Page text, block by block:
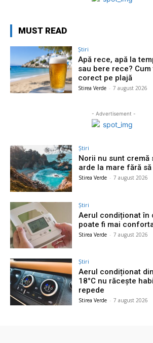
MUST READ
Știri
Apă rece, apă la
sau bere rece?
corect pe plajă
Stirea Verde - 7 august 2026
- Advertisement -
Știri
Norii nu sunt cremă
arde la mare fără
Stirea Verde - 7 august 2026
Știri
Aerul condiționat în
poate fi mai
Stirea Verde - 7 august 2026
Știri
Aerul condiționat
18°C nu răcește
repede
Stirea Verde - 7 august 2026